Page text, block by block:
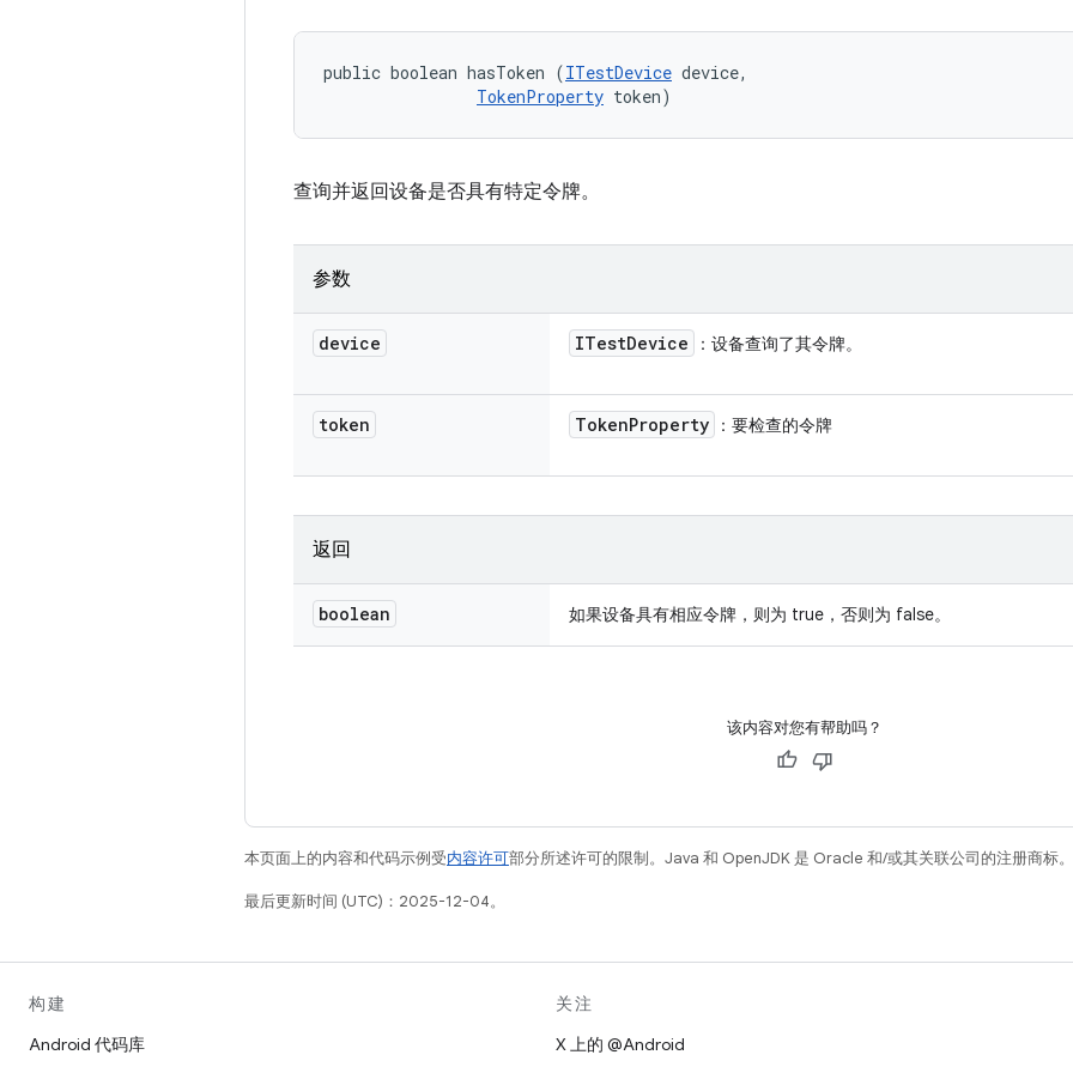
public boolean hasToken (ITestDevice device,
TokenProperty token)
查询并返回设备是否具有特定令牌。
参数
device ITestDevice ：设备查询了其令牌。
token TokenProperty ：要检查的令牌
返回
boolean 如果设备具有相应令牌，则为 true，否则为 false。
该内容对您有帮助吗？
本页面上的内容和代码示例受内容许可部分所述许可的限制。Java 和 OpenJDK 是 Oracle 和/或其关联公司的注册商标。
最后更新时间 (UTC)：2025-12-04。
构建
Android 代码库
关注
X 上的 @Android